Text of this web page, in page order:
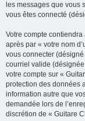
les messages que vous
vous êtes connecté
Votre compte
après par « votre nom
vous connecter
courriel valide
votre compte sur «
protection des données
information autre que
demandée lors de
discrétion de « Guitare